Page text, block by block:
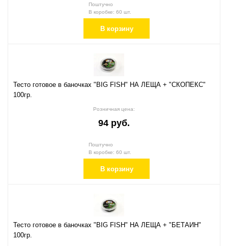
Поштучно
В коробке: 60 шт.
В корзину
Тесто готовое в баночках "BIG FISH" НА ЛЕЩА + "СКОПЕКС"
100гр.
Розничная цена:
94 руб.
Поштучно
В коробке: 60 шт.
В корзину
Тесто готовое в баночках "BIG FISH" НА ЛЕЩА + "БЕТАИН"
100гр.